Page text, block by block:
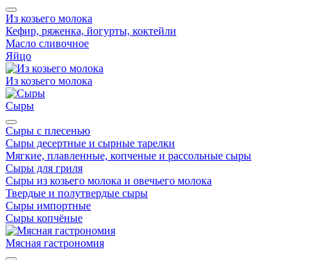
Из козьего молока
Кефир, ряженка, йогурты, коктейли
Масло сливочное
Яйцо
Из козьего молока
Сыры
Сыры с плесенью
Сыры десертные и сырные тарелки
Мягкие, плавленные, копченые и рассольные сыры
Сыры для гриля
Сыры из козьего молока и овечьего молока
Твердые и полутвердые сыры
Сыры импортные
Сыры копчёные
Мясная гастрономия